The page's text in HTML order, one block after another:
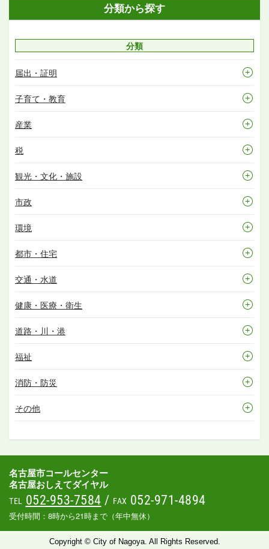
分類から探す
分類
届出・証明
子育て・教育
産業
税
観光・文化・施設
市政
環境
都市・住宅
交通・水道
健康・医療・衛生
道路・川・港
福祉
消防・防災
その他
名古屋市コールセンター
名古屋おしえてダイヤル
TEL 052-953-7584 / FAX 052-971-4894
受付時間：8時から21時まで（年中無休）
Copyright © City of Nagoya. All Rights Reserved.